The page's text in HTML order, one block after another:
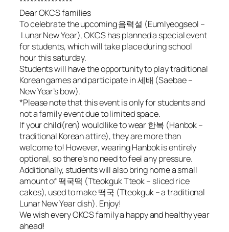
Dear OKCS families
To celebrate the upcoming 음력설 (Eumlyeogseol –
Lunar New Year), OKCS has planned a special event
for students, which will take place during school
hour this saturday.
Students will have the opportunity to play traditional
Korean games and participate in 세배 (Saebae–
New Year’s bow).
*Please note that this event is only for students and
not a family event due to limited space.
If your child(ren) would like to wear 한복 (Hanbok–
traditional Korean attire), they are more than
welcome to! However, wearing Hanbok is entirely
optional, so there’s no need to feel any pressure.
Additionally, students will also bring home a small
amount of 떡국떡 (Tteokguk Tteok– sliced rice
cakes), used to make 떡국 (Tteokguk– a traditional
Lunar New Year dish). Enjoy!
We wish every OKCS family a happy and healthy year
ahead!